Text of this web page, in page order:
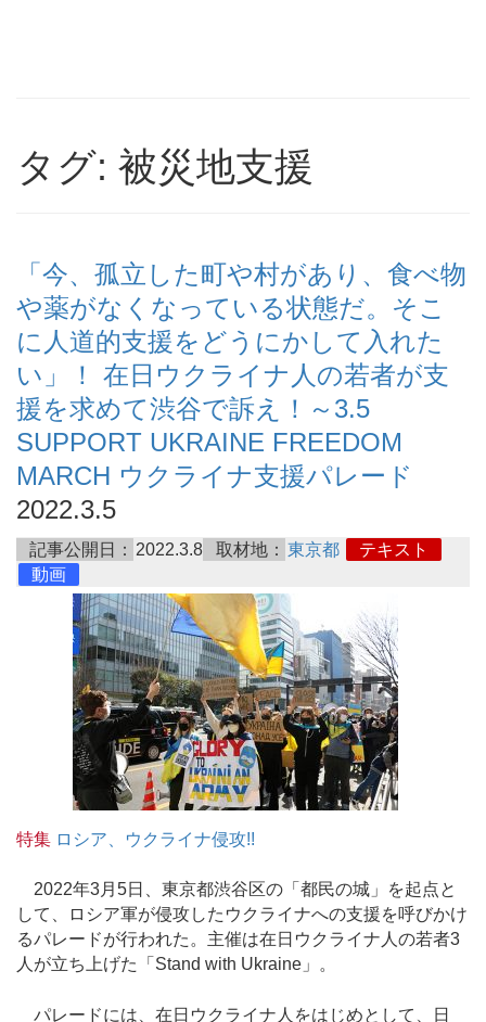
タグ: 被災地支援
「今、孤立した町や村があり、食べ物
や薬がなくなっている状態だ。そこ
に人道的支援をどうにかして入れた
い」！ 在日ウクライナ人の若者が支
援を求めて渋谷で訴え！～3.5
SUPPORT UKRAINE FREEDOM
MARCH ウクライナ支援パレード
2022.3.5
記事公開日： 2022.3.8 取材地： 東京都
テキスト
動画
特集 ロシア、ウクライナ侵攻!!
2022年3月5日、東京都渋谷区の「都民の城」を起点と
して、ロシア軍が侵攻したウクライナへの支援を呼びかけ
るパレードが行われた。主催は在日ウクライナ人の若者3
人が立ち上げた「Stand with Ukraine」。
パレードには、在日ウクライナ人をはじめとして、日